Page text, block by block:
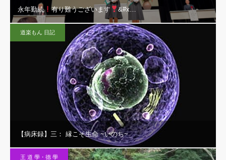
永年勤続 有り難うございます &#x…
道楽もん 日記
【病床録】三： 縁こそ生命 ~いのち~
王 道 學・德 學